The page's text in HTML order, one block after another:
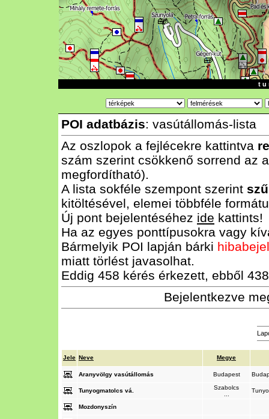
t u
POI adatbázis: vasútállomás-lista
Az oszlopok a fejlécekre kattintva
szám szerint csökkenő sorrend az
megfordítható).
A lista sokféle szempont szerint
kitöltésével, elemei többféle
Új pont bejelentéséhez ide kattints!
Ha az egyes ponttípusokra vagy
Bármelyik POI lapján bárki
miatt törlést javasolhat.
Eddig 458 kérés érkezett, ebből
Bejelentkezve
Jele Neve Megye
Aranyvölgy vasútállomás Budapest
Tunyogmatolcs vá.
Szabolcs
Mozdonyszín